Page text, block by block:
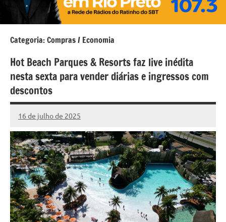
Categoria:Compras / Economia
Hot Beach Parques & Resorts faz live inédita
nesta sexta para vender diárias e ingressos com
descontos
16 de julho de 2025
Marcelo
Fachin
Nenhum
Comentário